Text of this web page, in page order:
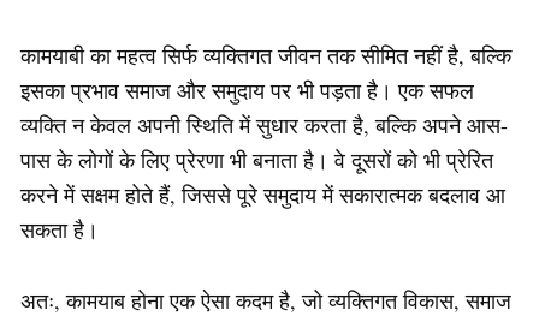
कामयाबी का महत्व सिर्फ व्यक्तिगत जीवन तक सीमित नहीं है, बल्कि
इसका प्रभाव समाज और समुदाय पर भी पड़ता है। एक सफल
व्यक्ति न केवल अपनी स्थिति में सुधार करता है, बल्कि अपने आस-
पास के लोगों के लिए प्रेरणा भी बनाता है। वे दूसरों को भी प्रेरित
करने में सक्षम होते हैं, जिससे पूरे समुदाय में सकारात्मक बदलाव आ
सकता है।
अतः, कामयाब होना एक ऐसा कदम है, जो व्यक्तिगत विकास, समाज